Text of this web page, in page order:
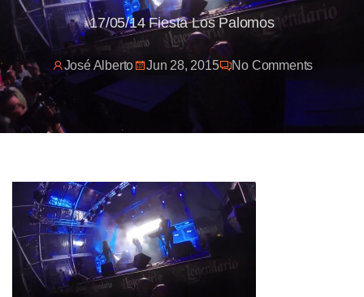
17/05/14 Fiesta Los Palomos
José Alberto Jun 28, 2015 No Comments